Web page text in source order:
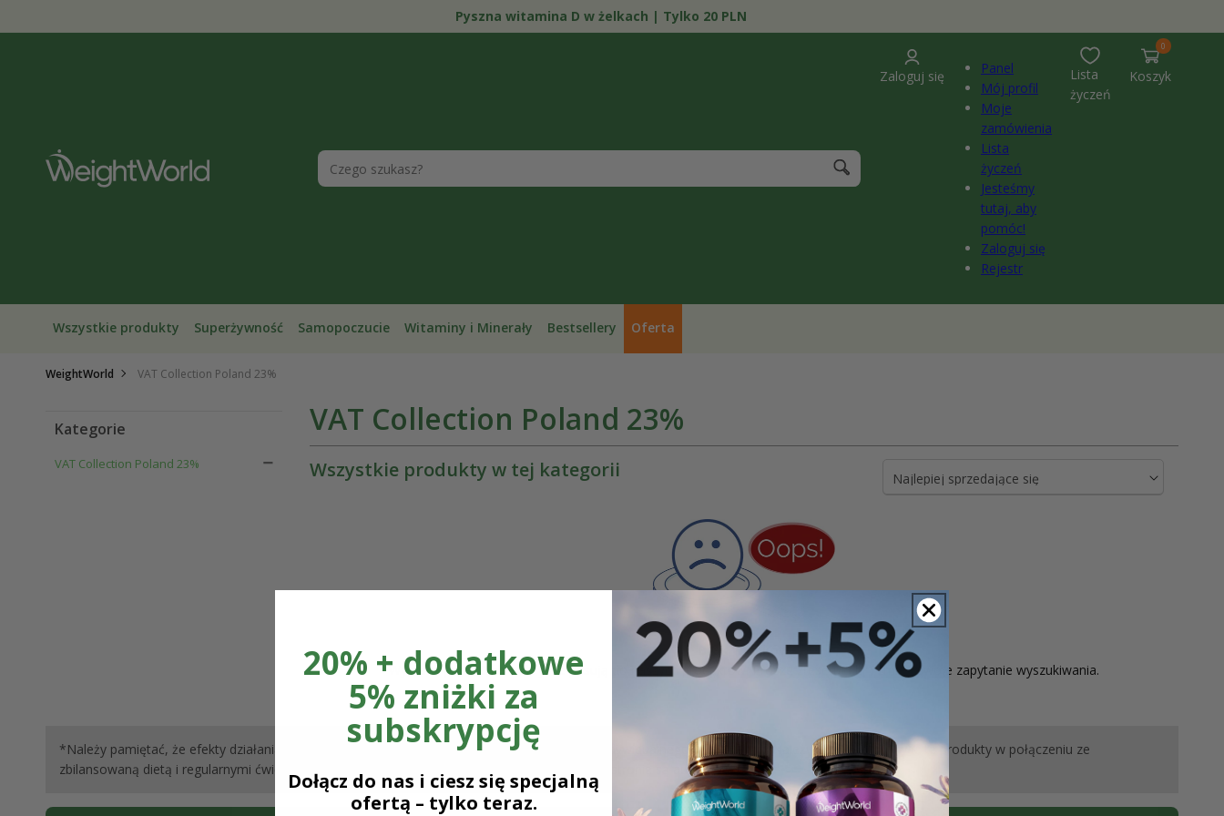
treści
Pyszna witamina D w żelkach | Tylko 20 PLN
Zaloguj się
Panel
Mój profil
Moje
zamówienia
Lista
życzeń
Jesteśmy
tutaj, aby
pomóc!
Zaloguj się
Rejestr
Lista
życzeń
Koszyk
0
0
pozycje(-
i)
Wszystkie produkty Superżywność Samopoczucie Witaminy i Minerały Bestsellery Oferta
WeightWorld VAT Collection Poland 23%
Kategorie
VAT Collection Poland 23%
VAT Collection Poland 23%
Wszystkie produkty w tej kategorii
Brak wyników
Wybrane przez Ciebie filtry nie pasują do naszych produktów. Proszę zresetuj filtr i zmień swoje zapytanie wyszukiwania.
*Należy pamiętać, że efekty działania naszych produktów mogą się różnić w zależności od indywidualnego użytkownika. Należy zawsze stosować te produkty w połączeniu ze
zbilansowaną dietą i regularnymi ćwiczeniami. Wszystkie opinie klientów zamieszczone na tej stronie są autentyczne.
20% + dodatkowe
5% zniżki za
subskrypcję
Dołącz do nas i ciesz się specjalną
ofertą – tylko teraz.